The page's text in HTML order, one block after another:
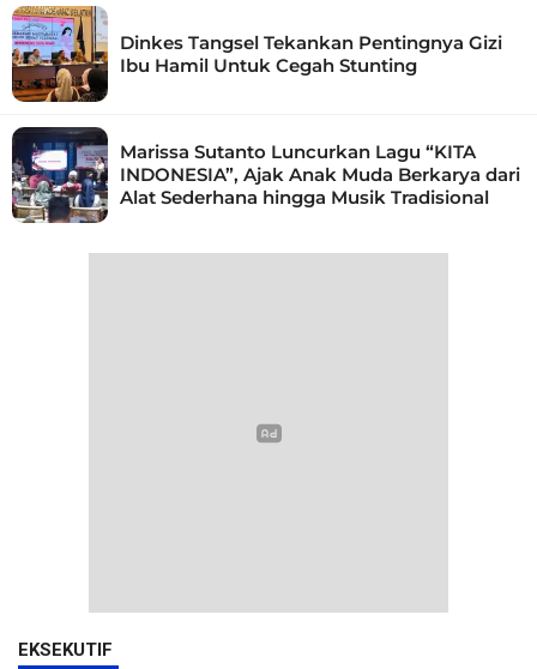
Dinkes Tangsel Tekankan Pentingnya Gizi
Ibu Hamil Untuk Cegah Stunting
Marissa Sutanto Luncurkan Lagu “KITA
INDONESIA”, Ajak Anak Muda Berkarya dari
Alat Sederhana hingga Musik Tradisional
EKSEKUTIF